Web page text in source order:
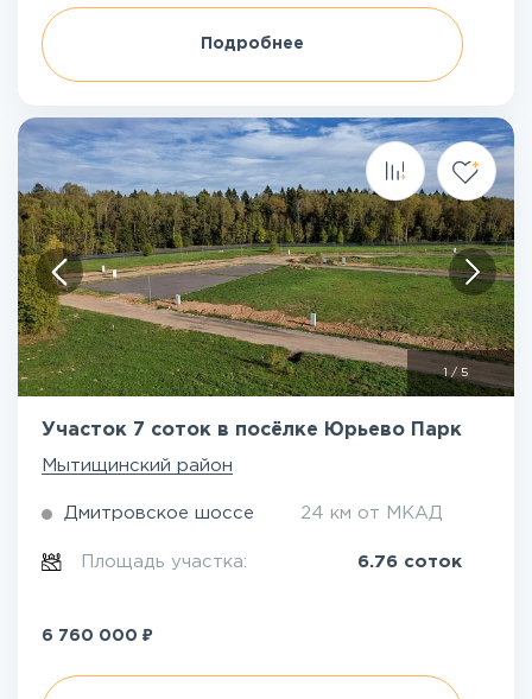
Подробнее
1/ 5
Участок 7 соток в посёлке Юрьево Парк
Мытищинский район
Дмитровское шоссе 24 км от МКАД
Площадь участка: 6.76 соток
6 760 000 ₽